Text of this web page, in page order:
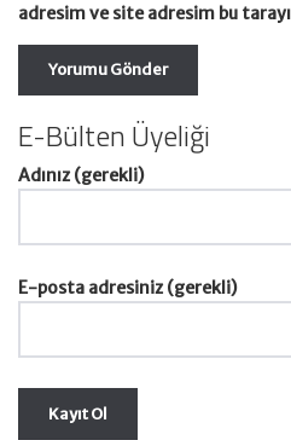
adresim ve site adresim bu
E-Bülten Üyeliği
Adınız (gerekli)
E-posta adresiniz (gerekli)